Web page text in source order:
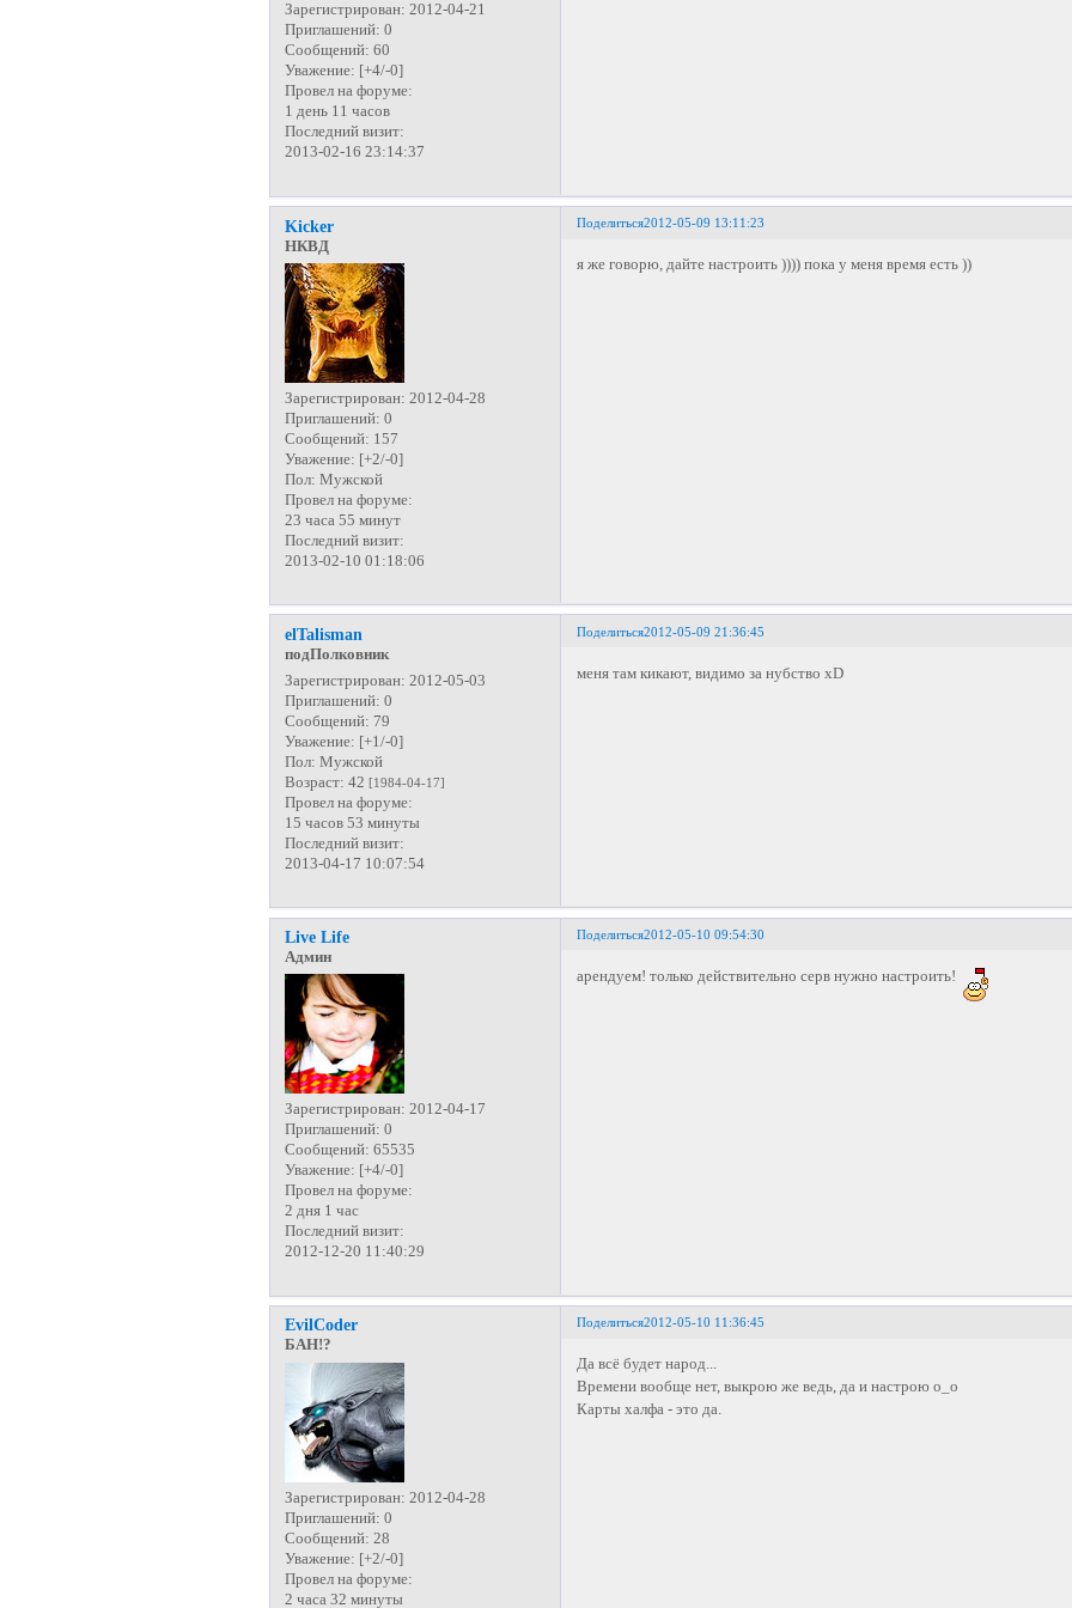
Зарегистрирован: 2012-04-21
Приглашений: 0
Сообщений: 60
Уважение: [+4/-0]
Провел на форуме:
1 день 11 часов
Последний визит:
2013-02-16 23:14:37
Поделиться2012-05-09 13:11:23
Kicker
НКВД
Зарегистрирован: 2012-04-28
Приглашений: 0
Сообщений: 157
Уважение: [+2/-0]
Пол: Мужской
Провел на форуме:
23 часа 55 минут
Последний визит:
2013-02-10 01:18:06
я же говорю, дайте настроить )))) пока у меня время есть ))
Поделиться2012-05-09 21:36:45
elTalisman
подПолковник
Зарегистрирован: 2012-05-03
Приглашений: 0
Сообщений: 79
Уважение: [+1/-0]
Пол: Мужской
Возраст: 42[1984-04-17]
Провел на форуме:
15 часов 53 минуты
Последний визит:
2013-04-17 10:07:54
меня там кикают, видимо за нубство xD
Поделиться2012-05-10 09:54:30
Live Life
Админ
Зарегистрирован: 2012-04-17
Приглашений: 0
Сообщений: 65535
Уважение: [+4/-0]
Провел на форуме:
2 дня 1 час
Последний визит:
2012-12-20 11:40:29
арендуем! только действительно серв нужно настроить!
Поделиться2012-05-10 11:36:45
EvilCoder
БАН!?
Зарегистрирован: 2012-04-28
Приглашений: 0
Сообщений: 28
Уважение: [+2/-0]
Провел на форуме:
2 часа 32 минуты
Да всё будет народ...
Времени вообще нет, выкрою же ведь, да и настрою о_о
Карты халфа - это да.